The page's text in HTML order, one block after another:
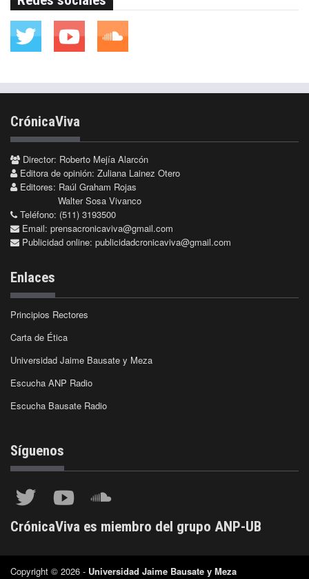
CrónicaViva
Director: Roberto Mejía Alarcón
Editora de opinión: Zuliana Lainez Otero
Editores: Raúl Graham Rojas
Walter Sosa Vivanco
Teléfono: (511) 3193500
Email: prensacronicaviva@gmail.com
Publicidad online: publicidadcronicaviva@gmail.com
Enlaces
Principios Rectores
Carta de Ética
Universidad Jaime Bausate y Meza
Escucha ANP Radio
Escucha Bausate Radio
Síguenos
CrónicaViva es miembro del grupo ANP-UB
Copyright © 2026 - Universidad Jaime Bausate y Meza